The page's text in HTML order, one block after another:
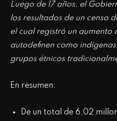
Luego de 17 años, el
los resultados de un censo
el cual registró un aumento
autodefinen como
grupos étnicos
En resumen:
De un total de 6,02